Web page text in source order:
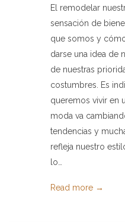
El remodelar
sensación de
que somos y
darse una idea de
de nuestras
costumbres. Es
queremos vivir en
moda va
tendencias y
refleja nuestro
lo…
Read more →